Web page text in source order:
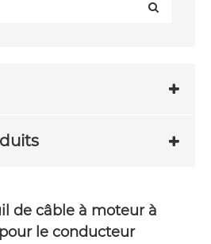
de câble à moteur à
le conducteur